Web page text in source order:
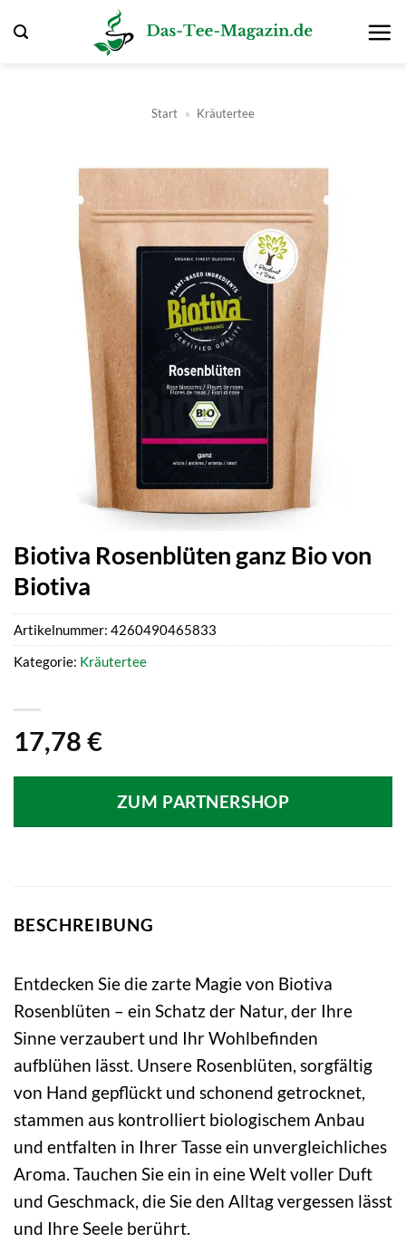
Inhalt
Start » Kräutertee
Biotiva Rosenblüten ganz Bio von
Biotiva
17,78 €
ZUM PARTNERSHOP
Artikelnummer: 4260490465833
Kategorie: Kräutertee
BESCHREIBUNG
Entdecken Sie die zarte Magie von Biotiva
Rosenblüten – ein Schatz der Natur, der Ihre
Sinne verzaubert und Ihr Wohlbefinden
aufblühen lässt. Unsere Rosenblüten, sorgfältig
von Hand gepflückt und schonend getrocknet,
stammen aus kontrolliert biologischem Anbau
und entfalten in Ihrer Tasse ein unvergleichliches
Aroma. Tauchen Sie ein in eine Welt voller Duft
und Geschmack, die Sie den Alltag vergessen lässt
und Ihre Seele berührt.